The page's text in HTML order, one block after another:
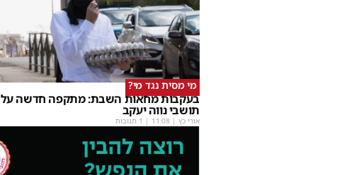
מי מסית נגד מי?
בעקבות מחאות השבת: מתקפה חדשה על
תושבי נווה יעקב
אורי כץ |
11:08 | 1 תגובות